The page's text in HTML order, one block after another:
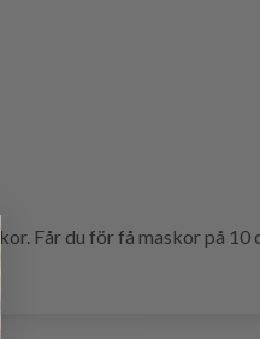
Får du för få maskor på 10